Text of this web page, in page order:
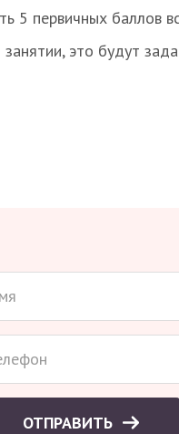
первичных баллов
это будут
ОТПРАВИТЬ